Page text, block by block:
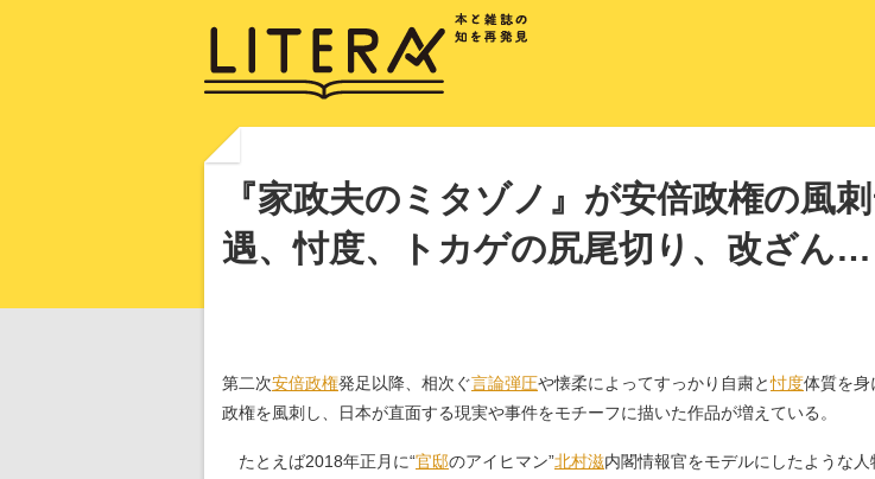
『家政夫のミタゾノ』が安倍政権の風
遇、忖度、トカゲの尻尾切り、改ざん…
第二次安倍政権発足以降、相次ぐ言論弾圧や懐柔によってすっかり自粛と忖度体質を身
政権を風刺し、日本が直面する現実や事件をモチーフに描いた作品が増えている。
たとえば2018年正月に“官邸のアイヒマン”北村滋内閣情報官をモデルにしたような